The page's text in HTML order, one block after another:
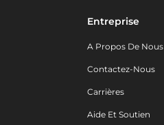
Entreprise
A Propos De Nous
Contactez-Nous
Carrières
Aide Et Soutien